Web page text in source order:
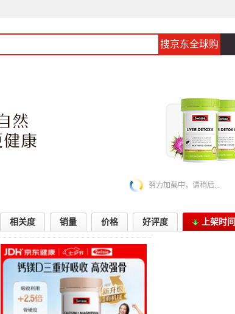
搜京东全球购
努力加载中，请稍后...
相关度 销量 价格 好评度 上架时间